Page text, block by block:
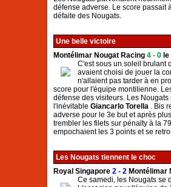
défense adverse. Le score passait
défaite des Nougats.
Une belle victoire
Montélimar Nougat Racing4 - 0
C'est sous un soleil brulant
avaient choisi de jouer la
n'allaient pas tarder à en
score pour l'équipe montilienne.
défense des visiteurs. Les
l'inévitable Giancarlo Torella . Bis
adverse pour le 3e but et après
trembler les filets sur pénalty à la
empochaient les 3 points et se
Les Nougats tiennent le choc
Royal Singapore2 - 2 Montélimar
Ce samedi, les Nougats se